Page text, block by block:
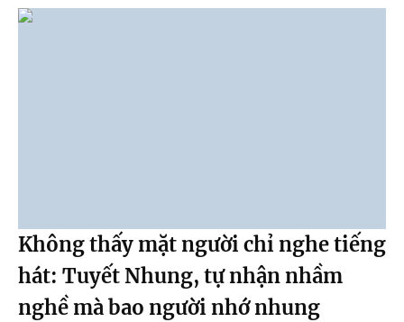
Không thấy mặt người chỉ nghe tiếng
hát: Tuyết Nhung, tự nhận nhầm
nghề mà bao người nhớ nhung